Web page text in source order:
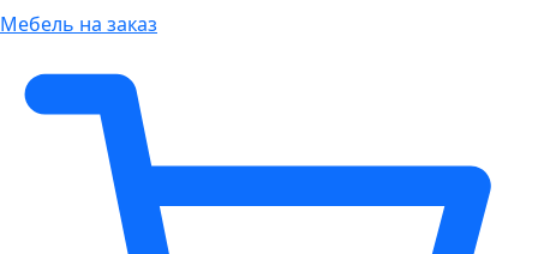
Мебель на заказ